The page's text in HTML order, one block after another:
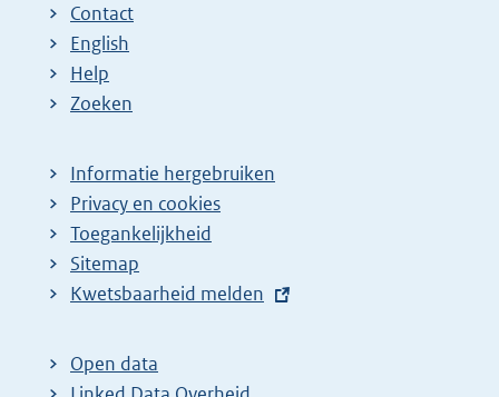
Contact
English
Help
Zoeken
Informatie hergebruiken
Privacy en cookies
Toegankelijkheid
Sitemap
E
t
e
Kwetsbaarheid melden
Open data